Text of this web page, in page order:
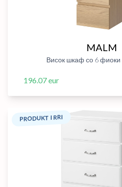
MALM
Висок шкаф со 6 фиоки
196.07 eur
PRODUKT I RRI